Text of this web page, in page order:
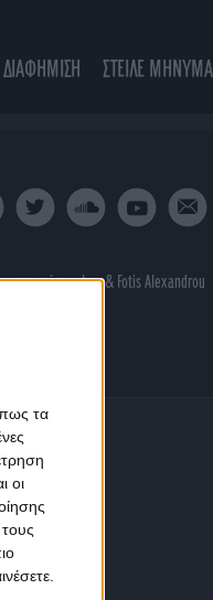
τα
οι
ΔΙΑΦΗΜΙΣΗ ΣΤΕΙΛΕ ΜΗΝΥΜΑ
porcupine colors& Fotis Alexandrou